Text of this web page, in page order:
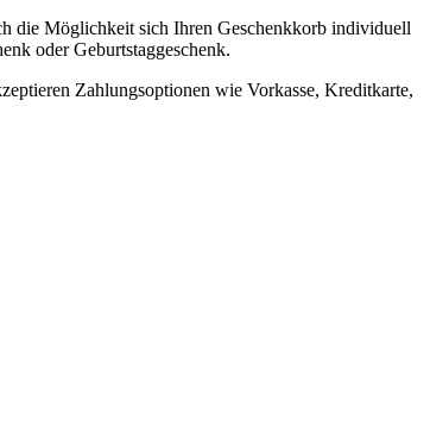
die Möglichkeit sich Ihren Geschenkkorb individuell
oder Geburtstaggeschenk.
Zahlungsoptionen wie Vorkasse, Kreditkarte,